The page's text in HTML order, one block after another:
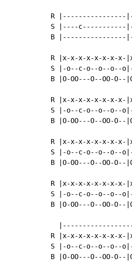
R |----------------
S |----c-----------
B |----------------
R |x-x-x-x-x-x-x-x-
S |-o--c-o--o--o--
B |O-OO---O--OO-O--
R |x-x-x-x-x-x-x-x-
S |-o--c-o--o--o--
B |O-OO---O--OO-O--
R |x-x-x-x-x-x-x-x-
S |-o--c-o--o--o--
B |O-OO---O--OO-O--
R |x-x-x-x-x-x-x-x-
S |-o--c-o--o--o--
B |O-OO---O--OO-O--
R |x-x-x-x-x-x-x-x-
S |-o--c-o--o--o--
B |O-OO---O--OO-O--